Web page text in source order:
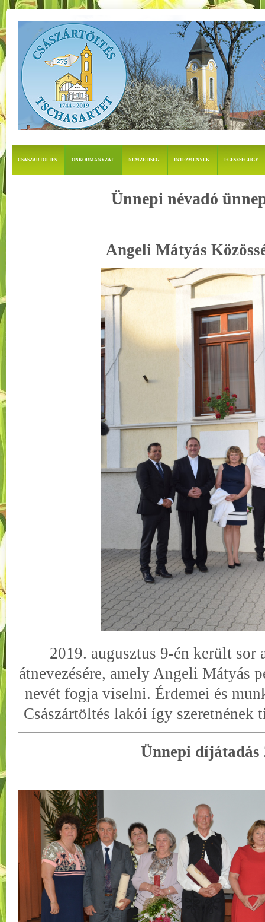
CSÁSZÁRTÖLTÉS ÖNKORMÁNYZAT NEMZETISÉG INTÉZMÉNYEK EGÉSZSÉGÜGY
Ünnepi névadó
Angeli Mátyás
2019. augusztus 9-én került sor
átnevezésére, amely Angeli Mátyás
nevét fogja viselni. Érdemei és
Császártöltés lakói így szeretnének
Ünnepi díjátadás